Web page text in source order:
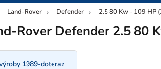
Land-Rover Defender 2.5 80 Kw - 109 HP
Rover Defender 2.5 80
1989-doteraz